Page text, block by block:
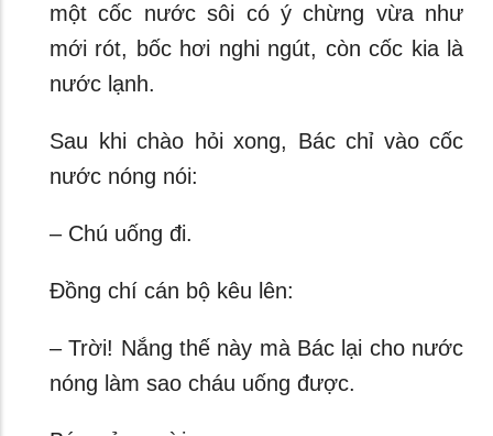
một cốc nước sôi có ý chừng vừa như
mới rót, bốc hơi nghi ngút, còn cốc kia là
nước lạnh.
Sau khi chào hỏi xong, Bác chỉ vào cốc
nước nóng nói:
– Chú uống đi.
Đồng chí cán bộ kêu lên:
– Trời! Nắng thế này mà Bác lại cho nước
nóng làm sao cháu uống được.